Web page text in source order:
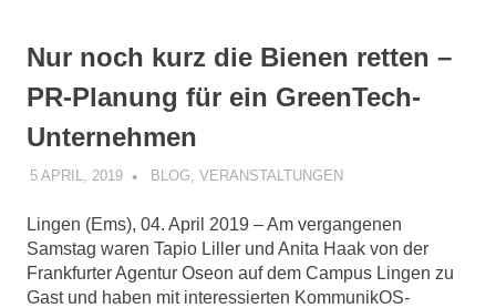
Nur noch kurz die Bienen retten –
PR-Planung für ein GreenTech-
Unternehmen
5 APRIL, 2019 KOMMUNIKOS
BLOG VERANSTALTUNGEN
Lingen (Ems), 04. April 2019 – Am vergangenen
Samstag waren Tapio Liller und Anita Haak von der
Frankfurter Agentur Oseon auf dem Campus Lingen zu
Gast und haben mit interessierten KommunikOS-